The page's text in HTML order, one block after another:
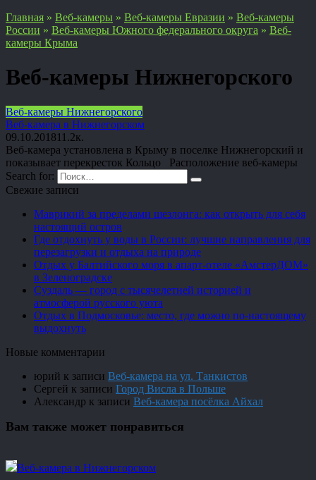
Главная » Веб-камеры » Веб-камеры Евразии » Веб-камеры
России » Веб-камеры Южного федерального округа » Веб-
камеры Крыма
Веб-камеры Нижнегорского
Веб-камеры Нижнегорского
Веб-камера в Нижнегорском
09.10.20181 1.2к.
Веб-камера установлена в Крыму в поселке Нижнегорский и
показывает перекресток Кольцо Расположение веб-камеры
Search for:
Свежие записи
Маврикий за пределами шезлонга: как открыть для себя
настоящий остров
Где отдохнуть у воды в России: лучшие направления для
перезагрузки и отдыха на природе
Отдых у Балтийского моря в апарт-отеле «АмстерДОМ»
в Зеленоградске
Суздаль — город с тысячелетней историей и
атмосферой русского уюта
Отдых в Подмосковье: место, где можно по-настоящему
выдохнуть
Новые комментарии
юрий к записи Веб-камера на ул. Танкистов
Сергей к записи Город Висла в Польше
Александр к записи Веб-камера посёлка Айхал
Вам также может понравиться
Веб-камера в Нижнегорском